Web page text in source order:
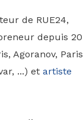
de RUE24,
depuis 20
Agoranov, Paris
...) et artiste